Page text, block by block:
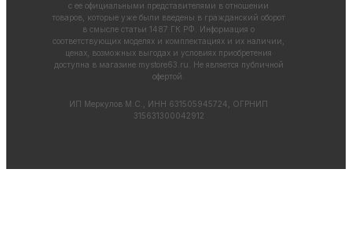
с ее официальными представителями в отношении
товаров, которые уже были введены в гражданский оборот
в смысле статьи 1487 ГК РФ. Информация о
соответствующих моделях и комплектациях и их наличии,
ценах, возможных выгодах и условиях приобретения
доступна в магазине mystore63.ru . Не является публичной
офертой.
ИП Меркулов М.С., ИНН 631505945724, ОГРНИП
315631300042912